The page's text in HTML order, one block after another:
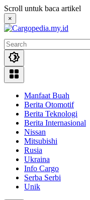
Skip
to
content
Scroll untuk baca artikel
×
Manfaat Buah
Berita Otomotif
Berita Teknologi
Berita Internasional
Nissan
Mitsubishi
Rusia
Ukraina
Info Cargo
Serba Serbi
Unik